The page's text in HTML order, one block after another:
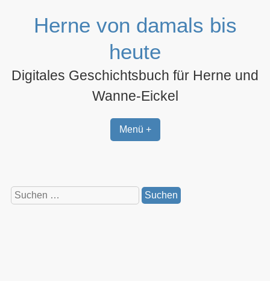
springenHerne von damals bis
heute
Digitales Geschichtsbuch für Herne und
Wanne-Eickel
Menü +
Suchen
nach: